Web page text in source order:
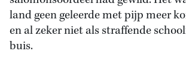
land geen geleerde met pijp meer
en al zeker niet als straffende
buis.